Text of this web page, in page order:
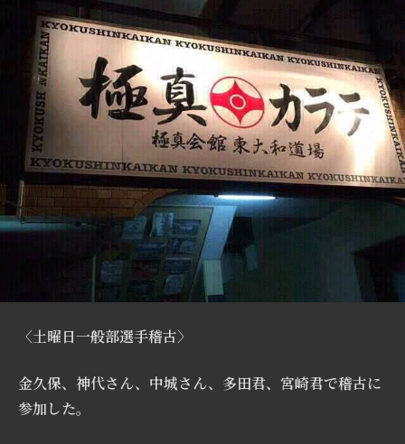
〈土曜日一般部選手稽古〉
金久保、神代さん、中城さん、多田君、宮崎君で稽古に
参加した。